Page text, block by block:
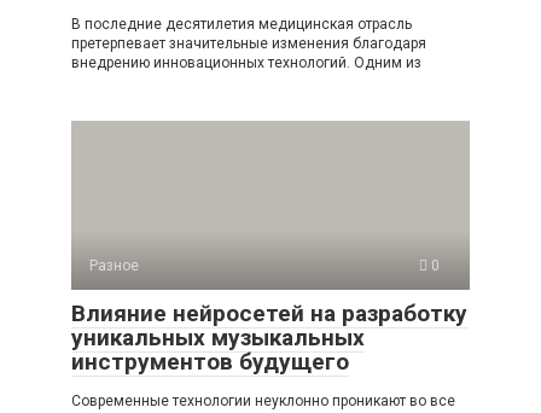
В последние десятилетия медицинская отрасль
претерпевает значительные изменения благодаря
внедрению инновационных технологий. Одним из
Разное 0
Влияние нейросетей на разработку
уникальных музыкальных
инструментов будущего
Современные технологии неуклонно проникают во все